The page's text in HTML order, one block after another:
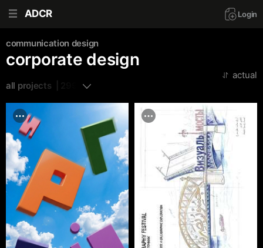
ADCR Login
communication design
corporate design
all projects  | 299
actual